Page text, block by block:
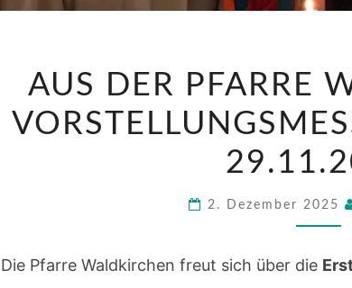
–
AUS DER PFARRE
2. Dezember 2025
Die Pfarre Waldkirchen freut sich über die